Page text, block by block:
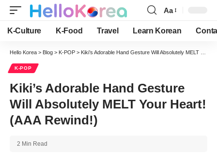
Font
Resizer
Aa
K-Culture K-Food Travel Learn Korean
Hello Korea > Blog > K-POP > Kiki’s Adorable Hand Gesture Will Absolutely MELT Your Heart! (AAA Rewind!)
K-POP
Kiki’s Adorable Hand Gesture
Will Absolutely MELT Your Heart!
(AAA Rewind!)
2 Min Read